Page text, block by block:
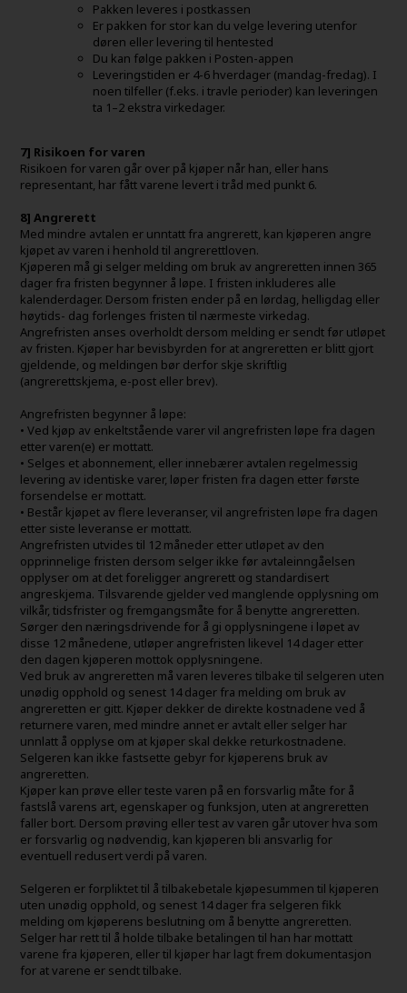
Pakken leveres i postkassen
Er pakken for stor kan du velge levering utenfor
døren eller levering til hentested
Du kan følge pakken i Posten-appen
Leveringstiden er 4-6 hverdager (mandag-fredag). I
noen tilfeller (f.eks. i travle perioder) kan leveringen
ta 1–2 ekstra virkedager.
7] Risikoen for varen
Risikoen for varen går over på kjøper når han, eller hans
representant, har fått varene levert i tråd med punkt 6.
8] Angrerett
Med mindre avtalen er unntatt fra angrerett, kan kjøperen angre
kjøpet av varen i henhold til angrerettloven.
Kjøperen må gi selger melding om bruk av angreretten innen 365
dager fra fristen begynner å løpe. I fristen inkluderes alle
kalenderdager. Dersom fristen ender på en lørdag, helligdag eller
høytids- dag forlenges fristen til nærmeste virkedag.
Angrefristen anses overholdt dersom melding er sendt før utløpet
av fristen. Kjøper har bevisbyrden for at angreretten er blitt gjort
gjeldende, og meldingen bør derfor skje skriftlig
(angrerettskjema, e-post eller brev).
Angrefristen begynner å løpe:
• Ved kjøp av enkeltstående varer vil angrefristen løpe fra dagen
etter varen(e) er mottatt.
• Selges et abonnement, eller innebærer avtalen regelmessig
levering av identiske varer, løper fristen fra dagen etter første
forsendelse er mottatt.
• Består kjøpet av flere leveranser, vil angrefristen løpe fra dagen
etter siste leveranse er mottatt.
Angrefristen utvides til 12 måneder etter utløpet av den
opprinnelige fristen dersom selger ikke før avtaleinngåelsen
opplyser om at det foreligger angrerett og standardisert
angreskjema. Tilsvarende gjelder ved manglende opplysning om
vilkår, tidsfrister og fremgangsmåte for å benytte angreretten.
Sørger den næringsdrivende for å gi opplysningene i løpet av
disse 12 månedene, utløper angrefristen likevel 14 dager etter
den dagen kjøperen mottok opplysningene.
Ved bruk av angreretten må varen leveres tilbake til selgeren uten
unødig opphold og senest 14 dager fra melding om bruk av
angreretten er gitt. Kjøper dekker de direkte kostnadene ved å
returnere varen, med mindre annet er avtalt eller selger har
unnlatt å opplyse om at kjøper skal dekke returkostnadene.
Selgeren kan ikke fastsette gebyr for kjøperens bruk av
angreretten.
Kjøper kan prøve eller teste varen på en forsvarlig måte for å
fastslå varens art, egenskaper og funksjon, uten at angreretten
faller bort. Dersom prøving eller test av varen går utover hva som
er forsvarlig og nødvendig, kan kjøperen bli ansvarlig for
eventuell redusert verdi på varen.
Selgeren er forpliktet til å tilbakebetale kjøpesummen til kjøperen
uten unødig opphold, og senest 14 dager fra selgeren fikk
melding om kjøperens beslutning om å benytte angreretten.
Selger har rett til å holde tilbake betalingen til han har mottatt
varene fra kjøperen, eller til kjøper har lagt frem dokumentasjon
for at varene er sendt tilbake.